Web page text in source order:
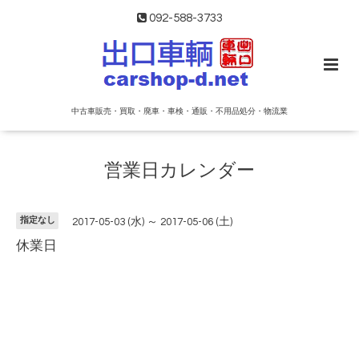
092-588-3733
中古車販売・買取・廃車・車検・通販・不用品処分・物流業
営業日カレンダー
指定なし 2017-05-03 (水) ～ 2017-05-06 (土)
休業日